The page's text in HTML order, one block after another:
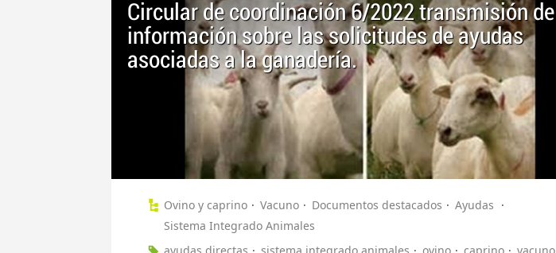
Circular de coordinación 6/2022 transmisión de
información sobre las solicitudes de ayudas
asociadas a la ganadería.
Ovino y caprino Vacuno Documentos destacados
Ayudas
Sistema Integrado Animales